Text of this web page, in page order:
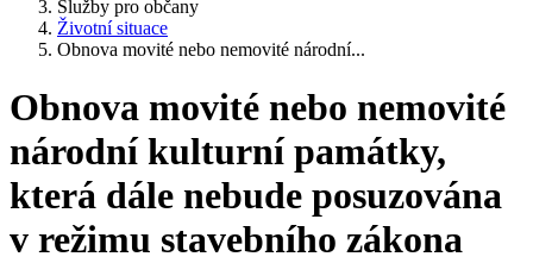
Služby pro občany
Životní situace
Obnova movité nebo nemovité národní...
Obnova movité nebo nemovité
národní kulturní památky,
která dále nebude posuzována
v režimu stavebního zákona